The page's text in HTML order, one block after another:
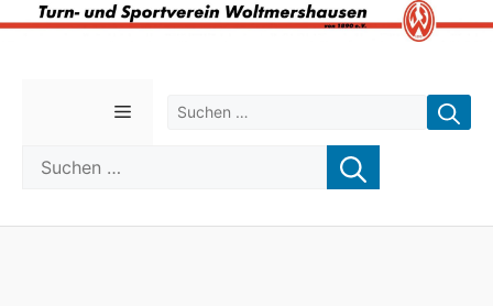
Suchen nach:
Menü
Suchen nach: